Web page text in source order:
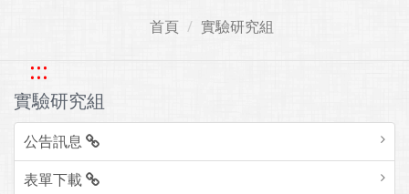
首頁 實驗研究組
:::
實驗研究組
公告訊息
表單下載